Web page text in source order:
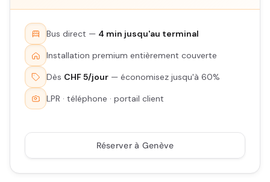
Bus direct — 4 min jusqu'au terminal
Installation premium entièrement couverte
Dès CHF 5/jour — économisez jusqu'à 60%
LPR · téléphone · portail client
Réserver à Genève